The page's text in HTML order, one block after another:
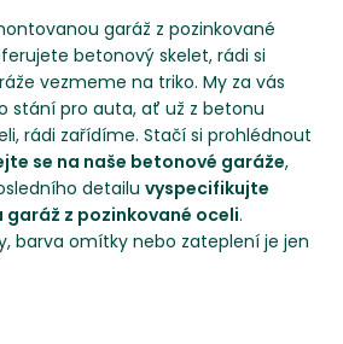
garáž z pozinkované
betonový skelet, rádi si
vezmeme na triko. My za vás
stání pro auta, ať už z betonu
rádi zařídíme. Stačí si prohlédnout
se na naše betonové garáže,
detailuvyspecifikujte
z pozinkované oceli.
barva omítky nebo zateplení je jen